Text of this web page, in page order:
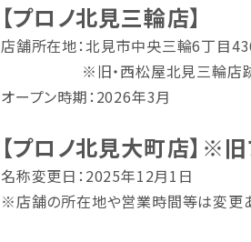
【プロノ北見三輪店】
店舗所在地：北見市中央三輪6丁目
※旧・西松屋北見三輪店
オープン時期：2026年3月
【プロノ北見大町店】※
名称変更日：2025年12月1日
※店舗の所在地や営業時間等は変更